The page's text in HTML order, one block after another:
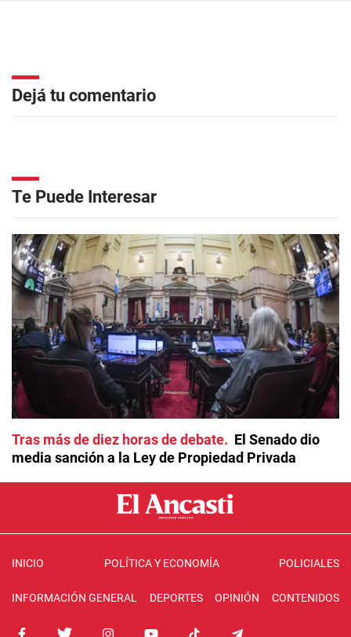
Dejá tu comentario
Te Puede Interesar
Tras más de diez horas de debate
El Senado dio
media sanción a la Ley de Propiedad Privada
INICIO POLÍTICA Y ECONOMÍA POLICIALES
INFORMACIÓN GENERAL DEPORTES OPINIÓN CONTENIDOS